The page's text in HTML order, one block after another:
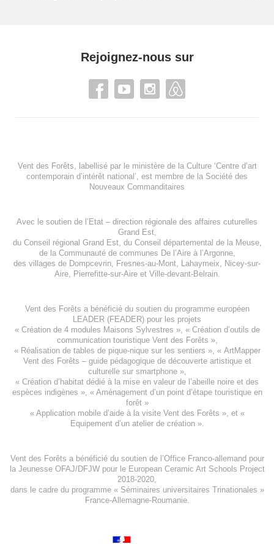
Rejoignez-nous sur
Vent des Forêts, labellisé par le ministère de la Culture ‘Centre d’art
contemporain d’intérêt national’, est membre de la Société des
Nouveaux Commanditaires
Avec le soutien de l’ Etat – direction régionale des affaires cuturelles
Grand Est,
du Conseil régional Grand Est, du Conseil départemental de la Meuse,
de la Communauté de communes De l’Aire à l’Argonne,
des villages de Dompcevrin Fresnes-au-Mont Lahaymeix
Nicey-sur-
Aire, Pierrefitte-sur-Aireet Ville-devant-Belrain.
Vent des Forêts a bénéficié du soutien du programme européen
LEADER (FEADER) pour les projets
« Création de 4 modules Maisons Sylvestres », « Création d’outils de
communication touristique Vent des Forêts »,
« Réalisation de tables de pique-nique sur les sentiers », « ArtMapper
Vent des Forêts – guide pédagogique de découverte artistique et
culturelle sur smartphone »,
« Création d’habitat dédié à la mise en valeur de l’abeille noire et des
espèces indigènes », « Aménagement d’un point d’étape touristique en
forêt»
« Application mobile d’aide à la visite Vent des Forêts », et «
Equipement d’un atelier de création».
Vent des Forêts a bénéficié du soutien de l’Office Franco-allemand pour
la Jeunesse OFAJ/DFJWpour leEuropean Ceramic Art Schools Project
2018-2020
dans le cadre du programme « Séminaires universitaires Trinationales »
France-Allemagne-Roumanie.